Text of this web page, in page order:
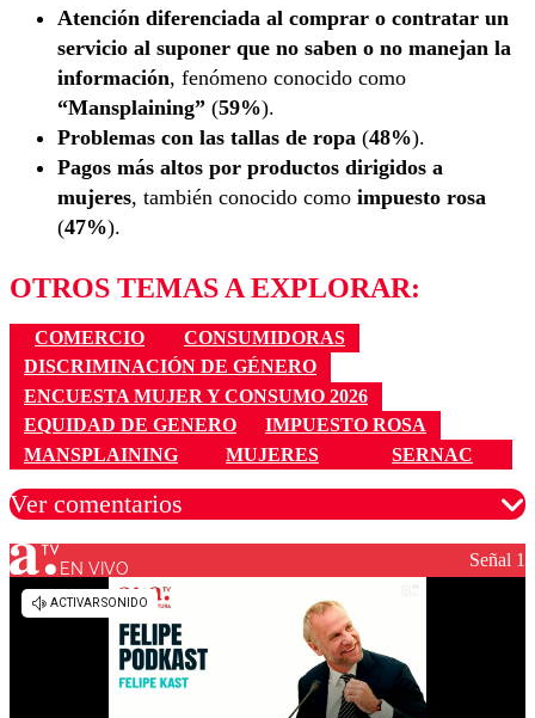
Atención diferenciada al comprar o contratar un
servicio al suponer que no saben o no manejan la
información, fenómeno conocido como
“Mansplaining” (59%).
Problemas con las tallas de ropa (48%).
Pagos más altos por productos dirigidos a
mujeres, también conocido como impuesto rosa
(47%).
OTROS TEMAS A EXPLORAR:
COMERCIO
CONSUMIDORAS
DISCRIMINACIÓN DE GÉNERO
ENCUESTA MUJER Y CONSUMO 2026
EQUIDAD DE GENERO
IMPUESTO ROSA
MANSPLAINING
MUJERES SERNAC
Ver comentarios
Los comentarios son moderados para garantizar un
diálogo respetuoso.
EN VIVO Señal 1